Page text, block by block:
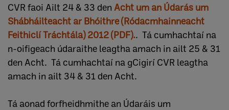
CVR faoi Ailt 24 & 33 den Acht um an Údarás um
Shábháilteacht ar Bhóithre (Ródacmhainneacht
Feithiclí Tráchtála) 2012 (PDF).. Tá cumhachtaí na
n-oifigeach údaraithe leagtha amach in ailt 25 & 31
den Acht. Tá cumhachtaí na gCigirí CVR leagtha
amach in ailt 34 & 31 den Acht.
Tá aonad forfheidhmithe an Údaráis um